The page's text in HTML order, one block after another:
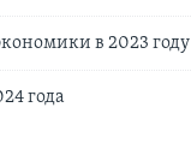
в 2023 году
года